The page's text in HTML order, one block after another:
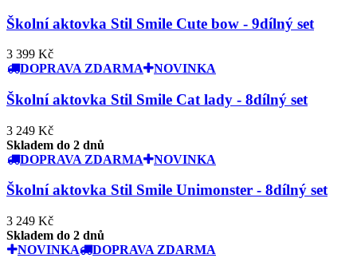
Školní aktovka Stil Smile Cute bow - 9dílný set
3 399 Kč
DOPRAVA ZDARMA
NOVINKA
Školní aktovka Stil Smile Cat lady - 8dílný set
3 249 Kč
Skladem do 2 dnů
DOPRAVA ZDARMA
NOVINKA
Školní aktovka Stil Smile Unimonster - 8dílný set
3 249 Kč
Skladem do 2 dnů
NOVINKA
DOPRAVA ZDARMA